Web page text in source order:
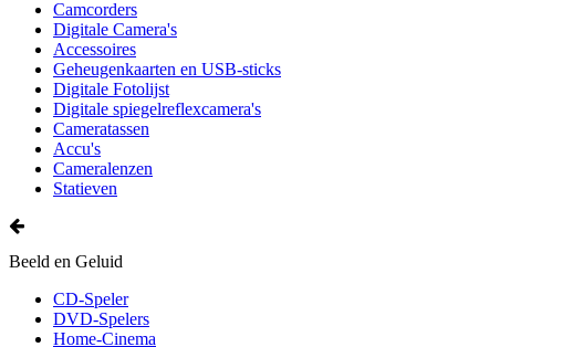
Camcorders
Digitale Camera's
Accessoires
Geheugenkaarten en USB-sticks
Digitale Fotolijst
Digitale spiegelreflexcamera's
Cameratassen
Accu's
Cameralenzen
Statieven
Beeld en Geluid
CD-Speler
DVD-Spelers
Home-Cinema